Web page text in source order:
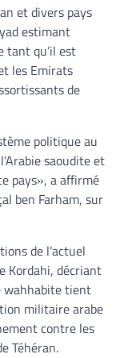
et divers pays
estimant
tant qu’il est
les Emirats
de
politique au
saoudite et
pays», a affirmé
ben Farham, sur
de l’actuel
Kordahi, décriant
wahhabite tient
militaire arabe
contre les
Téhéran.